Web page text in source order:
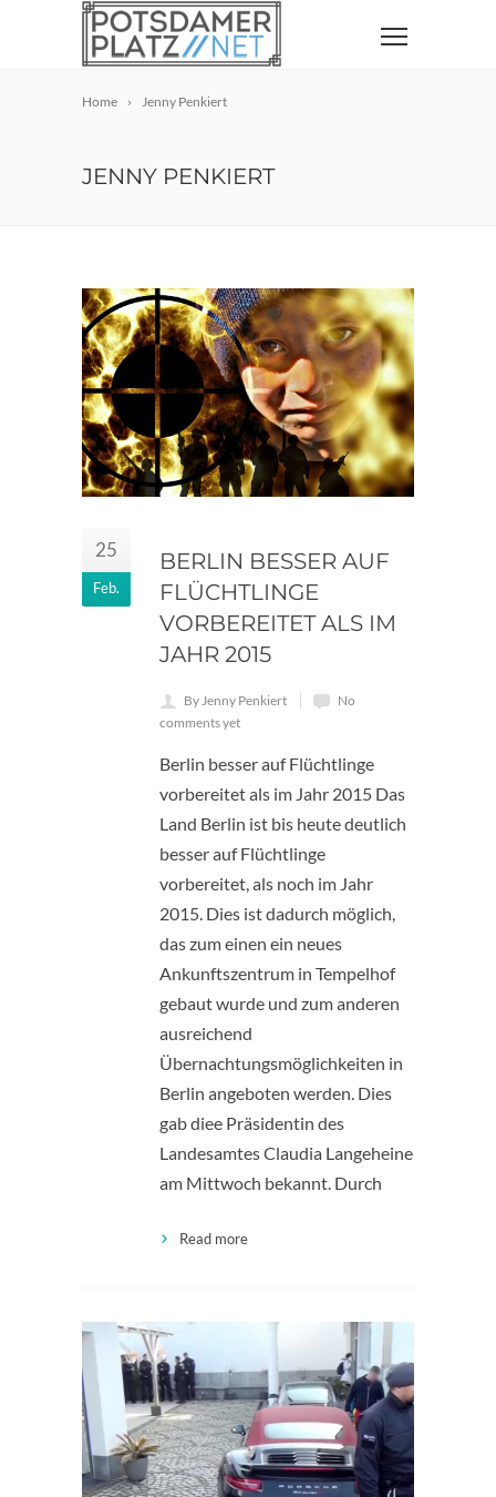
Home Jenny Penkiert
JENNY PENKIERT
25
Feb.
BERLIN BESSER AUF
FLÜCHTLINGE
VORBEREITET ALS IM
JAHR 2015
By Jenny Penkiert
No
comments yet
Berlin besser auf Flüchtlinge
vorbereitet als im Jahr 2015 Das
Land Berlin ist bis heute deutlich
besser auf Flüchtlinge
vorbereitet, als noch im Jahr
2015. Dies ist dadurch möglich,
das zum einen ein neues
Ankunftszentrum in Tempelhof
gebaut wurde und zum anderen
ausreichend
Übernachtungsmöglichkeiten in
Berlin angeboten werden. Dies
gab diee Präsidentin des
Landesamtes Claudia Langeheine
am Mittwoch bekannt. Durch
Read more